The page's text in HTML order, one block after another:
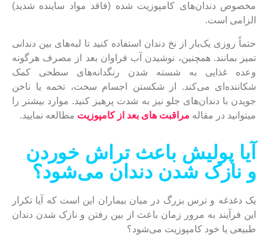
مخصوص دندان‌های کامپوزیت شده (فاقد مواد ساینده شدید)
الزامی است.
حتماً روزی یک‌بار از نخ دندان استفاده کنید تا لبه‌های بین دندانی
تمیز بمانند. همچنین، نوشیدن آب فراوان بعد از مصرف هرگونه
وعده غذایی به شسته شدن رنگدانه‌های سطحی کمک
شکاننده‌ای می‌کند. از شکستن اجسام سخت، تخمه یا ناخن
جویدن با دندان‌های جلو نیز به شدت پرهیز کنید. موارد بیشتر را
میتوانید در مقاله مراقبت های بعد از کامپوز یت مطالعه نمایید.
آیا پولیش باعث تراش خوردن
و نازک شدن دندان می‌شود؟
یک دغدغه و ترس بزرگ در میان بیماران این است که آیا تکرار
این فرآیند به مرور زمان باعث از بین رفتن و نازک شدن دندان
طبیعی یا خود کامپوزیت می‌شود؟